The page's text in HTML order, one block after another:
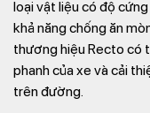
loại vật liệu có độ
khả năng chống ăn
thương hiệu Recto có
phanh của xe và cải
trên đường.